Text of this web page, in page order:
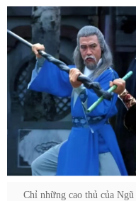
Chỉ những cao thủ của